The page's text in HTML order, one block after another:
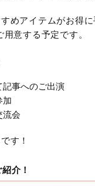
めアイテムがお得
意する予定です。
事へのご出演
加
流会
す！
介！